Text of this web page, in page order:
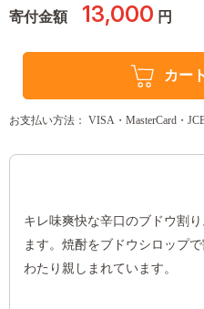
寄付金額 13,000 円
カー
お支払い方法： VISA・MasterCard・
キレ味爽快な辛口のブドウ割
ます。焼酎をブドウシロップ
わたり親しまれています。